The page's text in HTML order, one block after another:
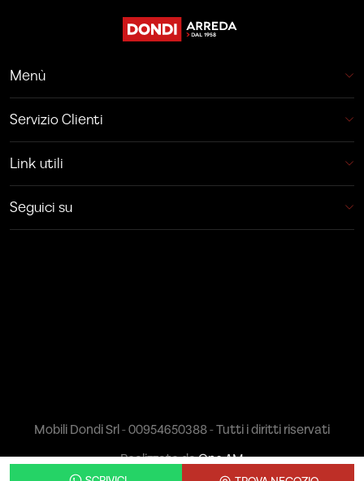
Menù
Servizio Clienti
Link utili
Seguici su
Mobili Dondi Srl - 00954650388 - Tutti i diritti riservati
Realizzato daOne AM